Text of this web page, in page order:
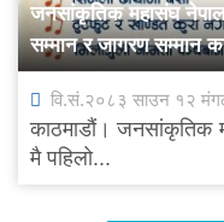
जनसांकृतिक महासंघ
सम्मान र जागरण सम्मान
वि.सं.२०८३ साउन १२
काठमाडौं। जनसांकृतिक
मै पहिलो...